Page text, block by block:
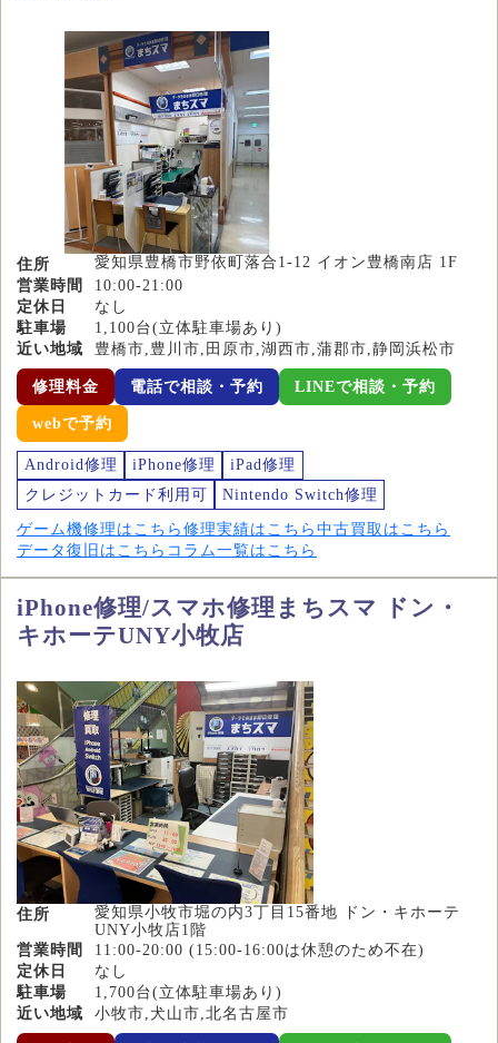
住所
愛知県豊橋市野依町落合1-12 イオン豊橋南店 1F
営業時間
10:00-21:00
定休日
なし
駐車場
1,100台(立体駐車場あり)
近い地域
豊橋市,豊川市,田原市,湖西市,蒲郡市,静岡浜松市
修理料金 電話で相談・予約 LINEで相談・予約
webで予約
Android修理 iPhone修理
iPad修理
クレジットカード利用可
Nintendo Switch修理
ゲーム機修理はこちら 修理実績はこちら 中古買取はこちら
データ復旧はこちら コラム一覧はこちら
iPhone修理/スマホ修理まちスマ ドン・
キホーテUNY小牧店
住所
愛知県小牧市堀の内3丁目15番地 ドン・キホーテ
UNY小牧店1階
営業時間
11:00-20:00 (15:00-16:00は休憩のため不在)
定休日
なし
駐車場
1,700台(立体駐車場あり)
近い地域
小牧市,犬山市,北名古屋市